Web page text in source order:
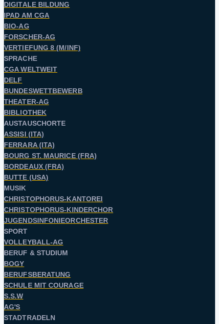
DIGITALE BILDUNG
IPAD AM CGA
BIO-AG
FORSCHER-AG
VERTIEFUNG 8 (M/INF)
SPRACHE
CGA WELTWEIT
DELF
BUNDESWETTBEWERB
THEATER-AG
BIBLIOTHEK
AUSTAUSCHORTE
ASSISI (ITA)
FERRARA (ITA)
BOURG ST. MAURICE (FRA)
BORDEAUX (FRA)
BUTTE (USA)
MUSIK
CHRISTOPHORUS-KANTOREI
CHRISTOPHORUS-KINDERCHOR
JUGENDSINFONIEORCHESTER
SPORT
VOLLEYBALL-AG
BERUF & STUDIUM
BOGY
BERUFSBERATUNG
SCHULE MIT COURAGE
S.S.W
AG'S
STADTRADELN